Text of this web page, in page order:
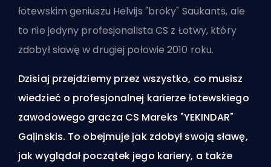
łotewskim geniuszu Helvijs "broky" Saukants, ale
to nie jedyny profesjonalista CS z Łotwy, który
zdobył sławę w drugiej połowie 2010 roku.
Dzisiaj przejdziemy przez wszystko, co musisz
wiedzieć o profesjonalnej karierze łotewskiego
zawodowego gracza CS Mareks "YEKINDAR"
Gaļinskis. To obejmuje jak zdobył swoją sławę,
jak wyglądał początek jego kariery, a także